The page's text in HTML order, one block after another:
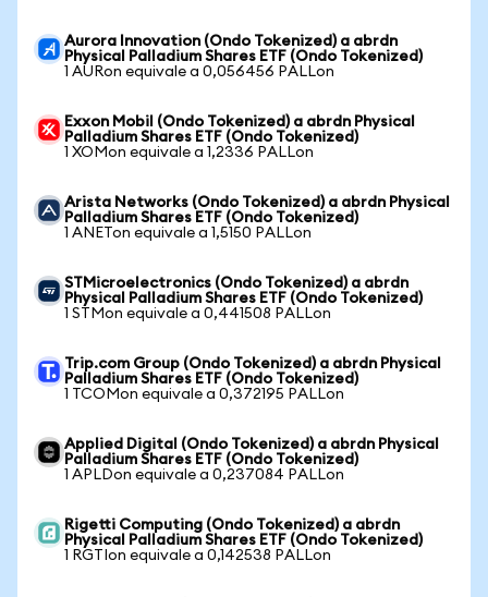
Aurora Innovation (Ondo Tokenized) a abrdn
Physical Palladium Shares ETF (Ondo Tokenized)
1 AURon equivale a 0,056456 PALLon
Exxon Mobil (Ondo Tokenized) a abrdn Physical
Palladium Shares ETF (Ondo Tokenized)
1 XOMon equivale a 1,2336 PALLon
Arista Networks (Ondo Tokenized) a abrdn Physical
Palladium Shares ETF (Ondo Tokenized)
1 ANETon equivale a 1,5150 PALLon
STMicroelectronics (Ondo Tokenized) a abrdn
Physical Palladium Shares ETF (Ondo Tokenized)
1 STMon equivale a 0,441508 PALLon
Trip.com Group (Ondo Tokenized) a abrdn Physical
Palladium Shares ETF (Ondo Tokenized)
1 TCOMon equivale a 0,372195 PALLon
Applied Digital (Ondo Tokenized) a abrdn Physical
Palladium Shares ETF (Ondo Tokenized)
1 APLDon equivale a 0,237084 PALLon
Rigetti Computing (Ondo Tokenized) a abrdn
Physical Palladium Shares ETF (Ondo Tokenized)
1 RGTIon equivale a 0,142538 PALLon